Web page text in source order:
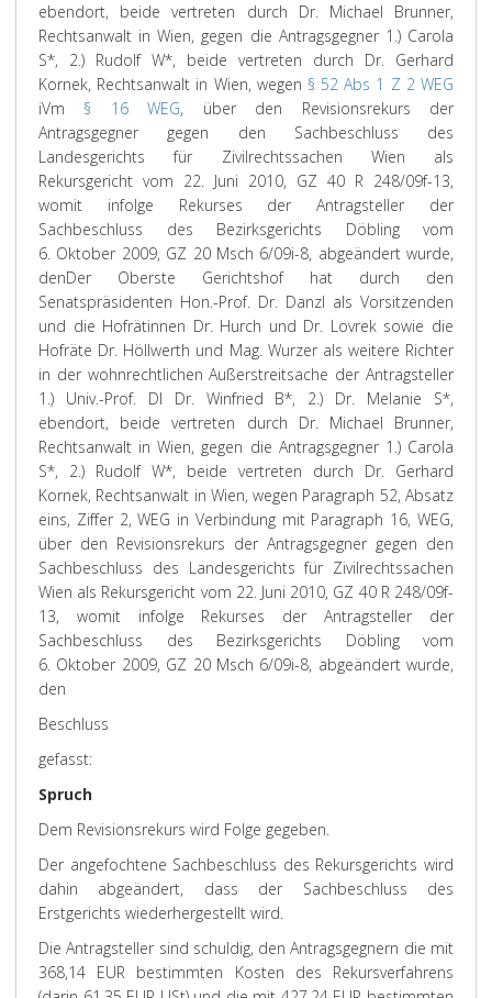
ebendort, beide vertreten durch Dr. Michael Brunner,
Rechtsanwalt in Wien, gegen die Antragsgegner 1.) Carola
S*, 2.) Rudolf W*, beide vertreten durch Dr. Gerhard
Kornek, Rechtsanwalt in Wien, wegen § 52 Abs 1 Z 2 WEG
iVm § 16 WEG, über den Revisionsrekurs der
Antragsgegner gegen den Sachbeschluss des
Landesgerichts für Zivilrechtssachen Wien als
Rekursgericht vom 22. Juni 2010, GZ 40 R 248/09f-13,
womit infolge Rekurses der Antragsteller der
Sachbeschluss des Bezirksgerichts Döbling vom
6. Oktober 2009, GZ 20 Msch 6/09i-8, abgeändert wurde,
denDer Oberste Gerichtshof hat durch den
Senatspräsidenten Hon.-Prof. Dr. Danzl als Vorsitzenden
und die Hofrätinnen Dr. Hurch und Dr. Lovrek sowie die
Hofräte Dr. Höllwerth und Mag. Wurzer als weitere Richter
in der wohnrechtlichen Außerstreitsache der Antragsteller
1.) Univ.-Prof. DI Dr. Winfried B*, 2.) Dr. Melanie S*,
ebendort, beide vertreten durch Dr. Michael Brunner,
Rechtsanwalt in Wien, gegen die Antragsgegner 1.) Carola
S*, 2.) Rudolf W*, beide vertreten durch Dr. Gerhard
Kornek, Rechtsanwalt in Wien, wegen Paragraph 52, Absatz
eins, Ziffer 2, WEG in Verbindung mit Paragraph 16, WEG,
über den Revisionsrekurs der Antragsgegner gegen den
Sachbeschluss des Landesgerichts für Zivilrechtssachen
Wien als Rekursgericht vom 22. Juni 2010, GZ 40 R 248/09f-
13, womit infolge Rekurses der Antragsteller der
Sachbeschluss des Bezirksgerichts Döbling vom
6. Oktober 2009, GZ 20 Msch 6/09i-8, abgeändert wurde,
den
Beschluss
gefasst:
Spruch
Dem Revisionsrekurs wird Folge gegeben.
Der angefochtene Sachbeschluss des Rekursgerichts wird
dahin abgeändert, dass der Sachbeschluss des
Erstgerichts wiederhergestellt wird.
Die Antragsteller sind schuldig, den Antragsgegnern die mit
368,14 EUR bestimmten Kosten des Rekursverfahrens